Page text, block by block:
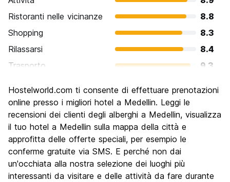
Ristoranti nelle vicinanze
8.8
Shopping
8.3
Rilassarsi
8.4
Trasporto
9.3
Luoghi di interesse culturale
Festa / Vita notturna
9.2
Qualita' Prezzo
Hostelworld.com ti consente di effettuare prenotazioni
online presso i migliori hotel a Medellin. Leggi le
recensioni dei clienti degli alberghi a Medellin, visualizza
il tuo hotel a Medellin sulla mappa della città e
approfitta delle offerte speciali, per esempio le
conferme gratuite via SMS. E perché non dai
un'occhiata alla nostra selezione dei luoghi più
interessanti da visitare e delle attività da fare durante